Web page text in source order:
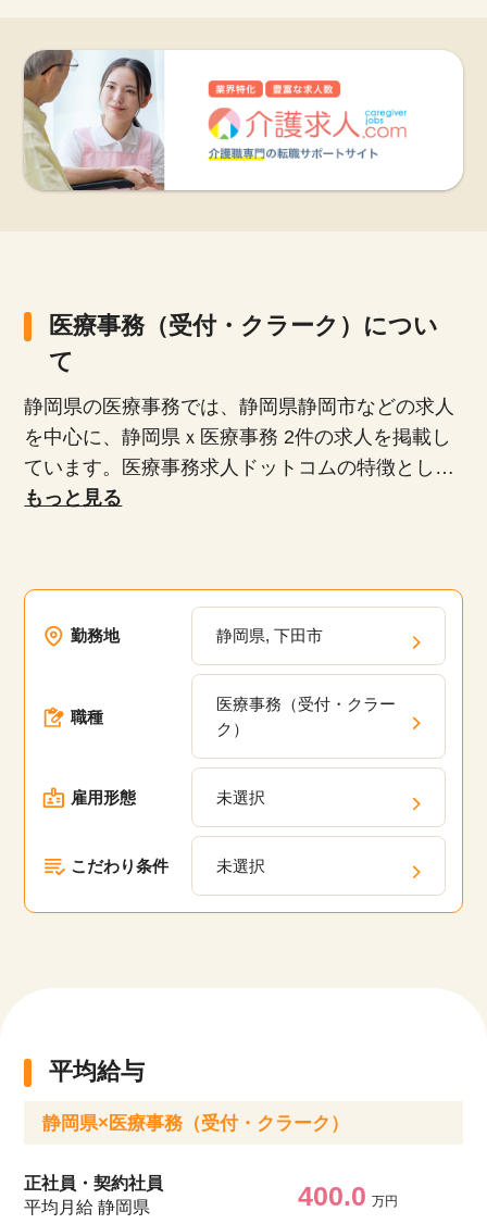
医療事務（受付・クラーク）につい
て
静岡県の医療事務では、静岡県静岡市などの求人
を中心に、静岡県ｘ医療事務 2件の求人を掲載し
ています。医療事務求人ドットコムの特徴とし
て、正社員、派遣社員、扶養内パート、時短勤務
介します。未経験者や無資格者、ブランクがある
方でも安心して働けるお仕事や20代、30代、40
代、50代といった幅広い年齢層が活躍している職
場の求人が多数あります。弊社の派遣・委託現場
においてスキルアップのための研修プログラム
や、キャリアパスの相談、定期的なフィードバッ
クを通じて、あなたのキャリアアップを支援しま
す。
もっと見る
勤務地 静岡県, 下田市
職種
医療事務（受付・クラー
ク）
雇用形態 未選択
こだわり条件 未選択
平均給与
静岡県×医療事務（受付・クラーク）
正社員・契約社員
平均月給 静岡県
400.0 万円